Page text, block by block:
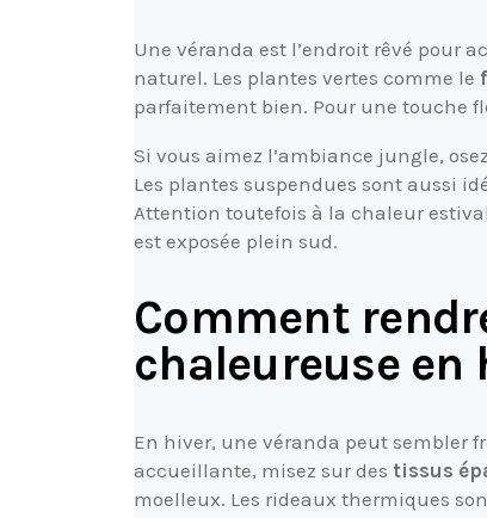
Une véranda est l’endroit rêvé pour
naturel. Les plantes vertes comme le
parfaitement bien. Pour une touche
Si vous aimez l’ambiance jungle,
Les plantes suspendues sont aussi
Attention toutefois à la chaleur
est exposée plein sud.
Comment
chaleureuse en
En hiver, une véranda peut sembler
accueillante, misez sur des tissus
moelleux. Les rideaux thermiques